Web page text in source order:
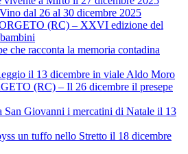
dal 26 al 30 dicembre 2025
(RC) – XXVI edizione del
che racconta la memoria contadina
il 13 dicembre in viale Aldo Moro
(RC) – Il 26 dicembre il presepe
Giovanni i mercatini di Natale il 13
un tuffo nello Stretto il 18 dicembre